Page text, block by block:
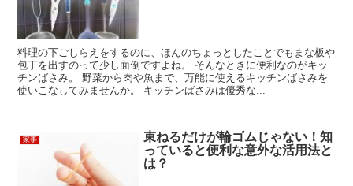
料理の下ごしらえをするのに、ほんのちょっとしたことでもまな板や
包丁を出すのって少し面倒ですよね。 そんなときに便利なのがキッ
チンばさみ。 野菜から肉や魚まで、万能に使えるキッチンばさみを
使いこなしてみませんか。 キッチンばさみは優秀な...
家事
束ねるだけが輪ゴムじゃない！知
っていると便利な意外な活用法と
は？